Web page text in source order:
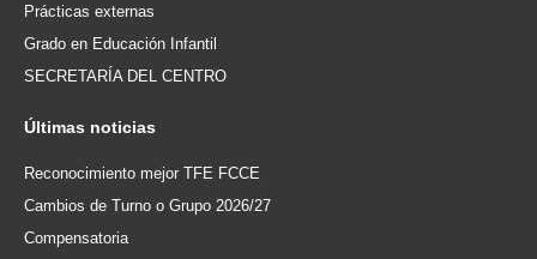
Prácticas externas
Grado en Educación Infantil
SECRETARÍA DEL CENTRO
Últimas noticias
Reconocimiento mejor TFE FCCE
Cambios de Turno o Grupo 2026/27
Compensatoria